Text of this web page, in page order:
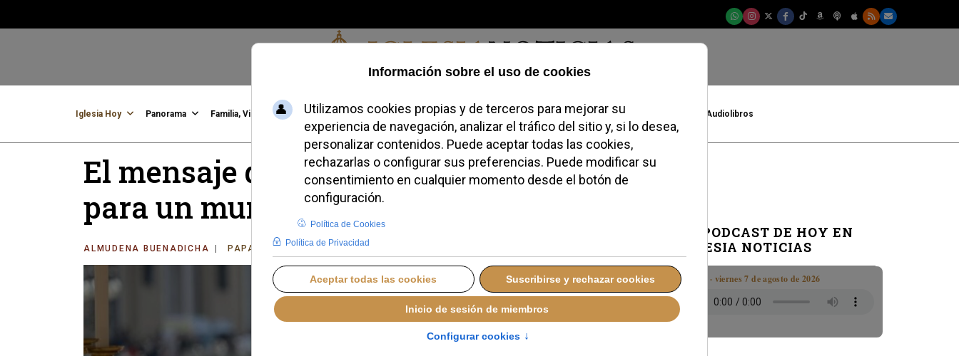
Sábado, 08 de agosto de 2026
Iglesia Hoy Panorama Familia, Vida, Identidad Credofobiómetro Blogs Temas Buscar #JovenesConFe Podcast Audiolibros
El mensaje de León XIV en Pentecostés
para un mundo dividido
ALMUDENA BUENADICHA PAPA LEÓN XIV LUNES, 25 MAYO 2026 08:04
EL PODCAST DE HOY EN
IGLESIA NOTICIAS
Boletín · viernes 7 de agosto de 2026